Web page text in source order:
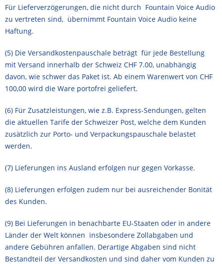
Für Lieferverzögerungen, die nicht durch Fountain Voice Audio
zu vertreten sind, übernimmt Fountain Voice Audio keine
Haftung.
(5) Die Versandkostenpauschale beträgt für jede Bestellung
mit Versand innerhalb der Schweiz CHF 7.00, unabhängig
davon, wie schwer das Paket ist. Ab einem Warenwert von CHF
100,00 wird die Ware portofrei geliefert.
(6) Für Zusatzleistungen, wie z.B. Express-Sendungen, gelten
die aktuellen Tarife der Schweizer Post, welche dem Kunden
zusätzlich zur Porto- und Verpackungspauschale belastet
werden.
(7) Lieferungen ins Ausland erfolgen nur gegen Vorkasse.
(8) Lieferungen erfolgen zudem nur bei ausreichender Bonität
des Kunden.
(9) Bei Lieferungen in benachbarte EU-Staaten oder in andere
Länder der Welt können insbesondere Zollabgaben und
andere Gebühren anfallen. Derartige Abgaben sind nicht
Bestandteil der Versandkosten und sind daher vom Kunden zu